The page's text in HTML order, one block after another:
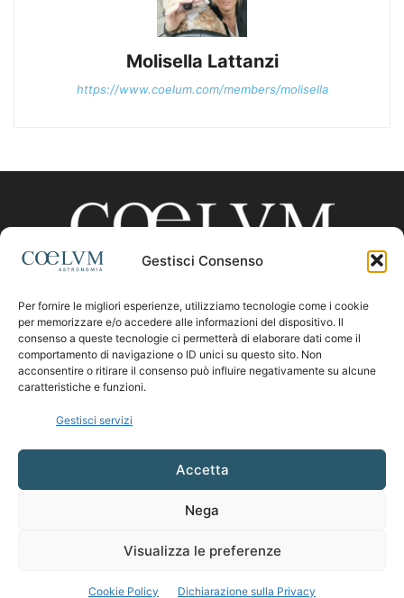
Gestisci Consenso
Per fornire le migliori esperienze, utilizziamo tecnologie come i cookie
per memorizzare e/o accedere alle informazioni del dispositivo. Il
consenso a queste tecnologie ci permetterà di elaborare dati come il
comportamento di navigazione o ID unici su questo sito. Non
acconsentire o ritirare il consenso può influire negativamente su alcune
caratteristiche e funzioni.
Gestisci servizi
Accetta
Nega
Visualizza le preferenze
Cookie Policy Dichiarazione sulla Privacy
Molisella Lattanzi
https://www.coelum.com/members/molisella
CHI SIAMO
Contattaci:coelumastro@coelum.com